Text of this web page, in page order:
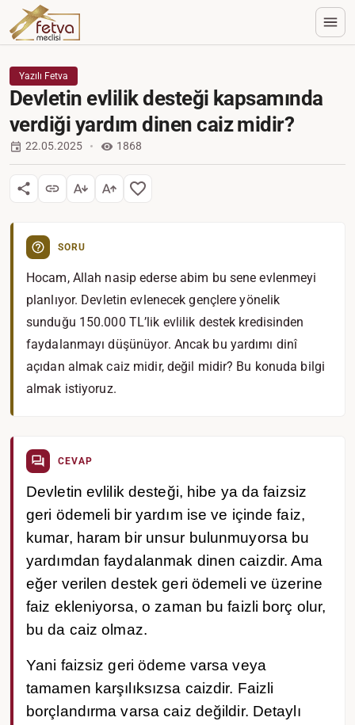
Yazılı Fetva
Devletin evlilik desteği kapsamında
verdiği yardım dinen caiz midir?
22.05.2025 1868
SORU
Hocam, Allah nasip ederse abim bu sene evlenmeyi
planlıyor. Devletin evlenecek gençlere yönelik
sunduğu 150.000 TL’lik evlilik destek kredisinden
faydalanmayı düşünüyor. Ancak bu yardımı dinî
açıdan almak caiz midir, değil midir? Bu konuda bilgi
almak istiyoruz.
CEVAP
Devletin evlilik desteği, hibe ya da faizsiz
geri ödemeli bir yardım ise ve içinde faiz,
kumar, haram bir unsur bulunmuyorsa bu
yardımdan faydalanmak dinen caizdir. Ama
eğer verilen destek geri ödemeli ve üzerine
faiz ekleniyorsa, o zaman bu faizli borç olur,
bu da caiz olmaz.
Yani faizsiz geri ödeme varsa veya
tamamen karşılıksızsa caizdir. Faizli
borçlandırma varsa caiz değildir. Detaylı